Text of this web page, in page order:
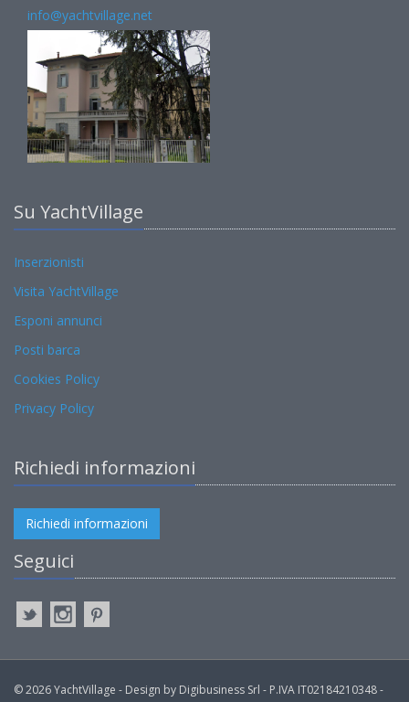
info@yachtvillage.net
Su YachtVillage
Inserzionisti
Visita YachtVillage
Esponi annunci
Posti barca
Cookies Policy
Privacy Policy
Richiedi informazioni
Richiedi informazioni
Seguici
© 2026 YachtVillage - Design by Digibusiness Srl - P.IVA IT02184210348 -